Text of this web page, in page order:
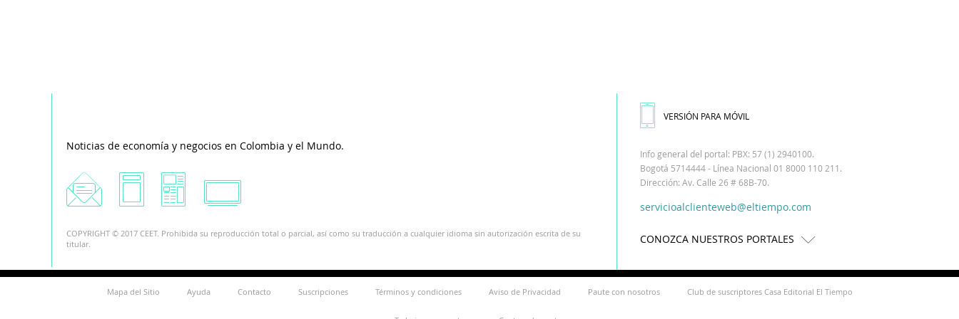
Noticias de economía y negocios en Colombia y el Mundo.
COPYRIGHT © 2017 CEET. Prohibida su reproducción total o parcial, así como su traducción a cualquier idioma sin autorización escrita de su
titular.
VERSIÓN PARA MÓVIL
Info general del portal: PBX: 57 (1) 2940100.
Bogotá 5714444 - Línea Nacional 01 8000 110 211.
Dirección: Av. Calle 26 # 68B-70.
servicioalclienteweb@eltiempo.com
CONOZCA NUESTROS PORTALES
Mapa del Sitio Ayuda Contacto Suscripciones Términos y condiciones Aviso de Privacidad Paute con nosotros Club de suscriptores Casa Editorial El Tiempo